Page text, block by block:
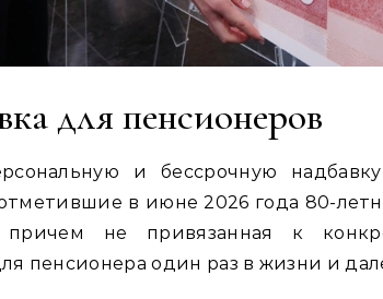
для пенсионеров
и бессрочную
в июне 2026 года 80-
причем не привязанная к
пенсионера один раз в жизни и